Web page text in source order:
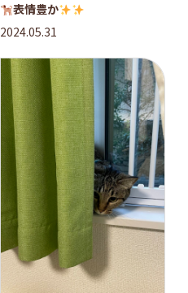
表情豊か
2024.05.31